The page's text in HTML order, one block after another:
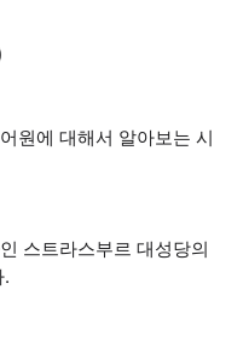
원에 대해서 알아보는 시
스트라스부르 대성당의